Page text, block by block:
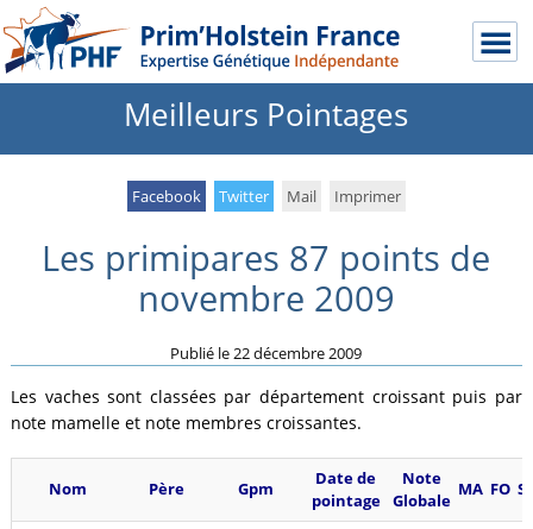
Meilleurs Pointages
Facebook Twitter Mail Imprimer
Les primipares 87 points de
novembre 2009
Publié le22 décembre 2009
Les vaches sont classées par département croissant puis par
note mamelle et note membres croissantes.
Nom Père Gpm
Date de
pointage
Note
Globale
MA FO SL